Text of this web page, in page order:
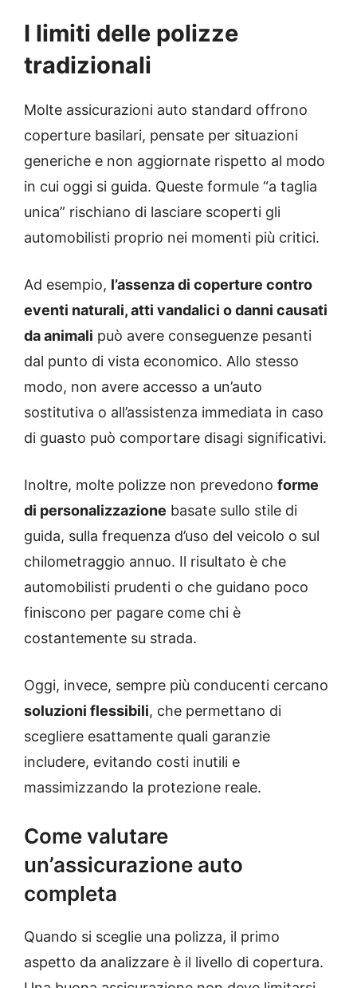
I limiti delle polizze
tradizionali
Molte assicurazioni auto standard offrono
coperture basilari, pensate per situazioni
generiche e non aggiornate rispetto al modo
in cui oggi si guida. Queste formule “a taglia
unica” rischiano di lasciare scoperti gli
automobilisti proprio nei momenti più critici.
Ad esempio, l’assenza di coperture contro
eventi naturali, atti vandalici o danni causati
da animali può avere conseguenze pesanti
dal punto di vista economico. Allo stesso
modo, non avere accesso a un’auto
sostitutiva o all’assistenza immediata in caso
di guasto può comportare disagi significativi.
Inoltre, molte polizze non prevedono forme
di personalizzazione basate sullo stile di
guida, sulla frequenza d’uso del veicolo o sul
chilometraggio annuo. Il risultato è che
automobilisti prudenti o che guidano poco
finiscono per pagare come chi è
costantemente su strada.
Oggi, invece, sempre più conducenti cercano
soluzioni flessibili, che permettano di
scegliere esattamente quali garanzie
includere, evitando costi inutili e
massimizzando la protezione reale.
Come valutare
un’assicurazione auto
completa
Quando si sceglie una polizza, il primo
aspetto da analizzare è il livello di copertura.